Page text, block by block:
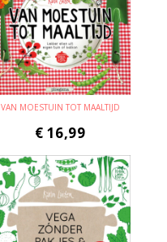
VAN MOESTUIN TOT MAALTIJD
€ 16,99